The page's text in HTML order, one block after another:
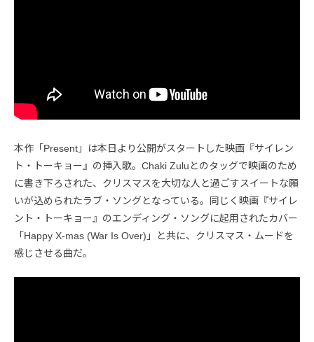
本作「Present」は本日より公開がスタートした映画『サイレン
ト・トーキョー』の挿入歌。Chaki Zuluとのタッグで映画のため
に書き下ろされた、クリスマスを大切な人と過ごすスイートな願
いが込められたラブ・ソングとなっている。同じく映画『サイレ
ント・トーキョー』のエンディング・ソングに起用されたカバー
「Happy X-mas (War Is Over)」と共に、クリスマス・ムードを
感じさせる曲だ。